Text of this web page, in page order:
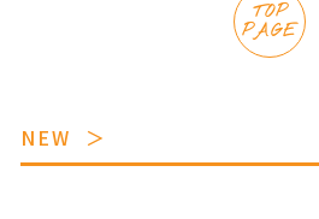
TOP
PAGE
NEW